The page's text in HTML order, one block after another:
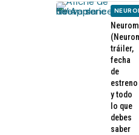
tráiler,
fecha
de
estreno
y todo
lo que
debes
saber